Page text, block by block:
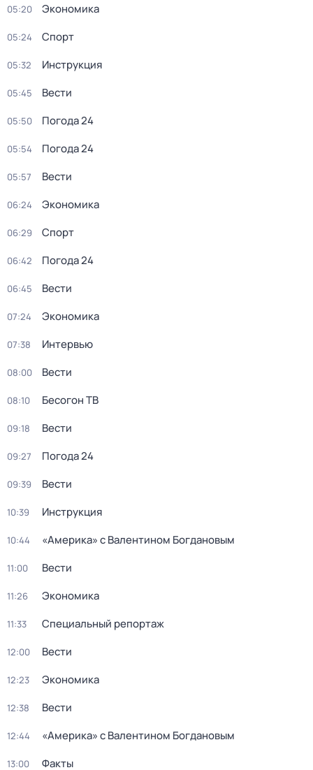
05:20 Экономика
05:24 Спорт
05:32 Инструкция
05:45 Вести
05:50 Погода 24
05:54 Погода 24
05:57 Вести
06:24 Экономика
06:29 Спорт
06:42 Погода 24
06:45 Вести
07:24 Экономика
07:38 Интервью
08:00 Вести
08:10 Бесогон ТВ
09:18 Вести
09:27 Погода 24
09:39 Вести
10:39 Инструкция
10:44 «Америка» с Валентином Богдановым
11:00 Вести
11:26 Экономика
11:33 Специальный репортаж
12:00 Вести
12:23 Экономика
12:38 Вести
12:44 «Америка» с Валентином Богдановым
13:00 Факты